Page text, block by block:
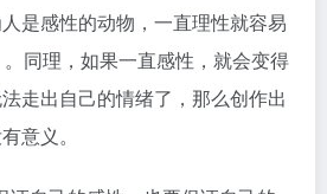
是感性的动物，一直理性就容易
。同理，如果一直感性，就会变得
走出自己的情绪了，那么创作出
意义。